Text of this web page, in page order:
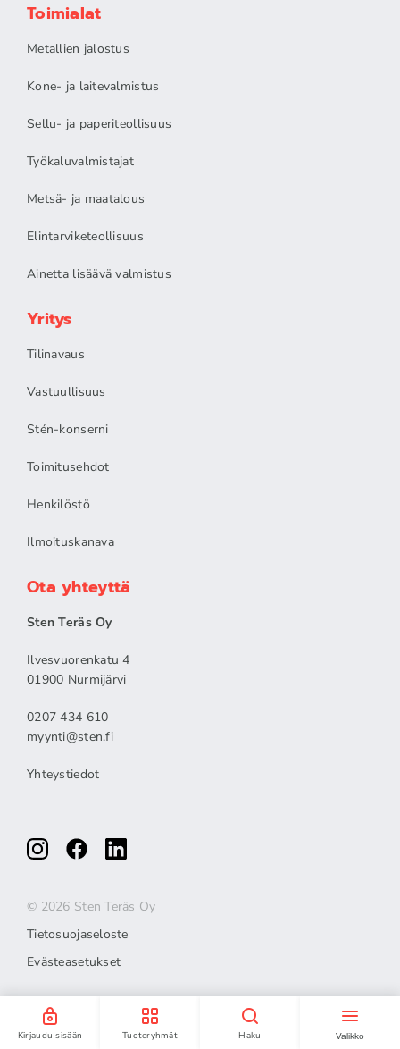
Kirjaudu sisään Tuoteryhmät Haku Valikko
Toimialat
Metallien jalostus
Kone- ja laitevalmistus
Sellu- ja paperiteollisuus
Työkaluvalmistajat
Metsä- ja maatalous
Elintarviketeollisuus
Ainetta lisäävä valmistus
Yritys
Tilinavaus
Vastuullisuus
Stén-konserni
Toimitusehdot
Henkilöstö
Ilmoituskanava
Ota yhteyttä
Sten Teräs Oy
Ilvesvuorenkatu 4
01900 Nurmijärvi
0207 434 610
myynti@sten.fi
Yhteystiedot
© 2026 Sten Teräs Oy
Tietosuojaseloste
Evästeasetukset